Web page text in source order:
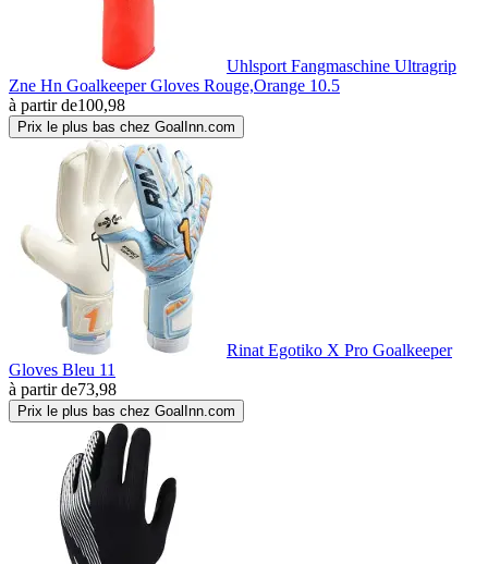
Uhlsport Fangmaschine Ultragrip
Zne Hn Goalkeeper Gloves Rouge,Orange 10.5
à partir de100,98
Prix le plus bas chez GoalInn.com
Rinat Egotiko X Pro Goalkeeper
Gloves Bleu 11
à partir de73,98
Prix le plus bas chez GoalInn.com